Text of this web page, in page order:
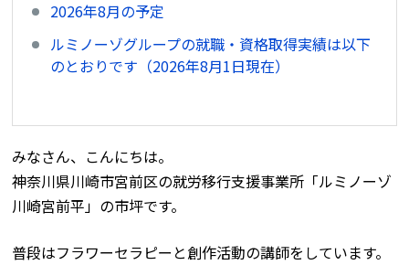
2026年8月の予定
ルミノーゾグループの就職・資格取得実績は以下
のとおりです（2026年8月1日現在）
みなさん、こんにちは。
神奈川県川崎市宮前区の就労移行支援事業所「ルミノーゾ
川崎宮前平」の市坪です。
普段はフラワーセラピーと創作活動の講師をしています。